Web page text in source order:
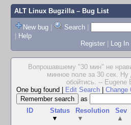
ALT Linux Bugzilla– Bug List
New bug | Search |
| Help
Register | Log In
Вопрошавшему "30 мин" не
минное поле за 30 сек. Ну
обойтись. -- Eugene
One bug found
Edit Search Change
as
ID
Status
▼
Resolution
▼
Sev
▲